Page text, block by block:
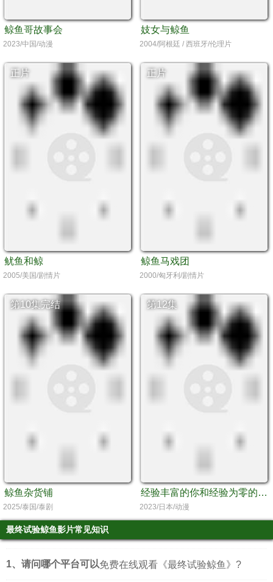
鲸鱼哥故事会
2023/中国/动漫
妓女与鲸鱼
2004/阿根廷 / 西班牙/伦理片
正片
鱿鱼和鲸
2005/美国/剧情片
正片
鲸鱼马戏团
2000/匈牙利/剧情片
第10集完结
鲸鱼杂货铺
2025/泰国/泰剧
第12集
经验丰富的你和经验为零的我交往的故事
2023/日本/动漫
最终试验鲸鱼影片常见知识
1、请问哪个平台可以免费在线观看《最终试验鲸鱼》?